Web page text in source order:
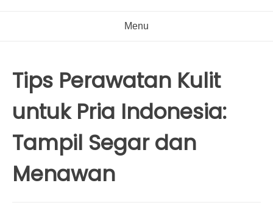
Menu
Tips Perawatan Kulit
untuk Pria Indonesia:
Tampil Segar dan
Menawan